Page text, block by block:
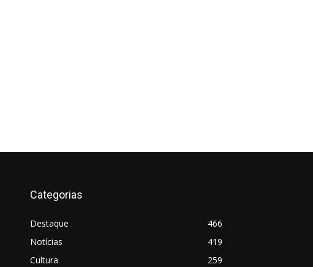
Categorias
Destaque
466
Notícias
419
Cultura
259